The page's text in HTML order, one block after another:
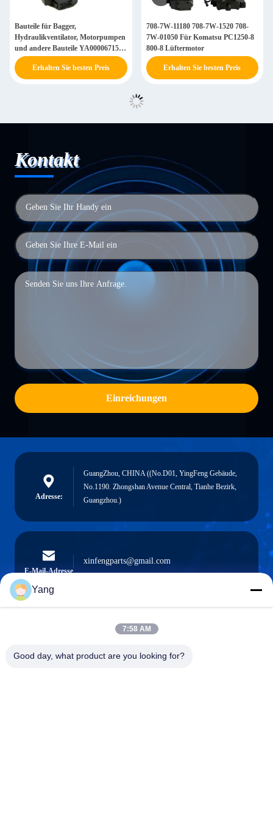
Bauteile für Bagger,
Hydraulikventilator, Motorpumpen
und andere Bauteile YA00006715
4643192
Erhalten Sie besten Preis
708-7W-11180 708-7W-1520 708-
7W-01050 Für Komatsu PC1250-8
800-8 Lüftermotor
Erhalten Sie besten Preis
Kontakt
Einreichungen
Adresse:
GuangZhou, CHINA ((No.D01, YingFeng Gebäude,
No.1190. Zhongshan Avenue Central, Tianhe Bezirk,
Guangzhou.)
E-Mail-Adresse
xinfengparts@gmail.com
0086-189-9844-3486
Yang
7:58 AM
Good day, what product are you looking for?